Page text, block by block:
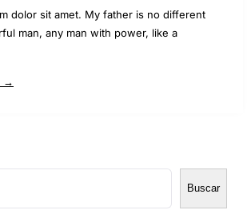
dolor sit amet. My father is no different
man, any man with power, like a
→
Buscar